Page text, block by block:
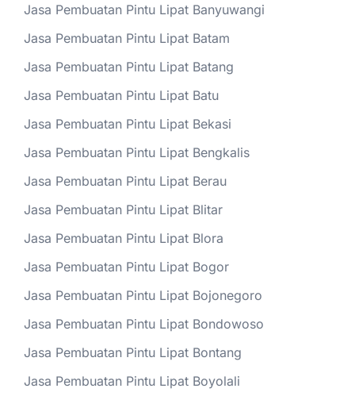
Jasa Pembuatan Pintu Lipat Banyuwangi
Jasa Pembuatan Pintu Lipat Batam
Jasa Pembuatan Pintu Lipat Batang
Jasa Pembuatan Pintu Lipat Batu
Jasa Pembuatan Pintu Lipat Bekasi
Jasa Pembuatan Pintu Lipat Bengkalis
Jasa Pembuatan Pintu Lipat Berau
Jasa Pembuatan Pintu Lipat Blitar
Jasa Pembuatan Pintu Lipat Blora
Jasa Pembuatan Pintu Lipat Bogor
Jasa Pembuatan Pintu Lipat Bojonegoro
Jasa Pembuatan Pintu Lipat Bondowoso
Jasa Pembuatan Pintu Lipat Bontang
Jasa Pembuatan Pintu Lipat Boyolali